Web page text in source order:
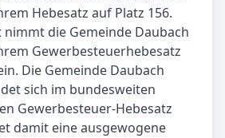
Hebesatz auf Platz 156.
die Gemeinde Daubach
Gewerbesteuerhebesatz
Die Gemeinde Daubach
sich im bundesweiten
Gewerbesteuer-Hebesatz
damit eine ausgewogene